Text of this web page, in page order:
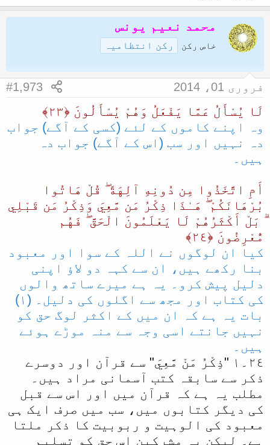
محمد نعیم یونس
خاص رکن رکن انتظامیہ
فروری 01، 2014 #1,973
لَا يُسْأَلُ عَمَّا يَفْعَلُ وَهُمْ يُسْأَلُونَ ﴿٢٣﴾
وہ اپنے کاموں کے لئے (کسی کے آگے) جواب
دہ نہیں اور سب (اس کے آگے) جواب دہ
ہیں۔
أَمِ اتَّخَذُوا مِن دُونِهِ آلِهَةً ۖ قُلْ هَاتُوا
بُرْ‌هَانَكُمْ ۖ هَـٰذَا ذِكْرُ‌ مَن مَّعِيَ وَذِكْرُ‌ مَن قَبْلِي
ۗ بَلْ أَكْثَرُ‌هُمْ لَا يَعْلَمُونَ الْحَقَّ ۖ فَهُم
مُّعْرِ‌ضُونَ ﴿٢٤﴾
کیا ان لوگوں نے اللہ کے سوا اور معبود
بنا رکھے ہیں، ان سے کہہ دو لاؤ اپنی
دلیل پیش کرو۔ یہ ہے میرے ساتھ والوں
کی کتاب اور مجھ سے اگلوں کی دلیل۔ (١)
بات یہ ہے کہ ان میں کے اکثر لوگ حق کو
نہیں جانتے اسی وجہ سے منہ موڑے ہوئے
ہیں۔
٢٤۔١ "ذِكْرُ مَنْ مَّعِيَ" سے قرآن اور دوسرے
ذکر سے سابقہ کتب آسمانی مراد ہیں۔
مطلب یہ ہے کہ قرآن میں اور اس سے قبل
کی دیگر کتابوں میں، سب میں صرف ایک ہی
معبود کی الوہیت و ربوبیت کا ذکر ملتا
ہے۔ لیکن یہ مشرکین اس حق کو تسلیم